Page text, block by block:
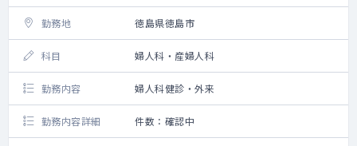
勤務地 徳島県徳島市
科目 婦人科・産婦人科
勤務内容 婦人科健診・外来
勤務内容詳細 件数：確認中